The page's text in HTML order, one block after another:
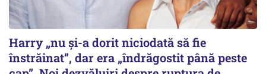
Harry „nu și-a dorit niciodată să fie
înstrăinat”, dar era „îndrăgostit până peste